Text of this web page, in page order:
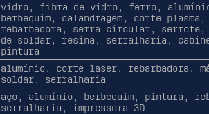
vidro, fibra de vidro, ferro,
berbequim, calandragem, corte
rebarbadora, serra circular, serrote,
de soldar, resina, serralharia,
pintura
alumínio, corte laser, rebarbadora,
soldar, serralharia
aço, alumínio, berbequim, pintura,
serralharia, impressora 3D